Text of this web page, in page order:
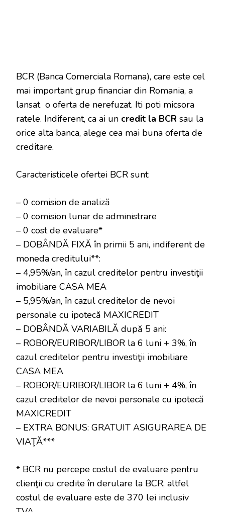
BCR (Banca Comerciala Romana), care este cel
mai important grup financiar din Romania, a
lansat o oferta de nerefuzat. Iti poti micsora
ratele. Indiferent, ca ai un credit la BCR sau la
orice alta banca, alege cea mai buna oferta de
creditare.
Caracteristicele ofertei BCR sunt:
– 0 comision de analiză
– 0 comision lunar de administrare
– 0 cost de evaluare*
– DOBÂNDĂ FIXĂ în primii 5 ani, indiferent de
moneda creditului**:
– 4,95%/an, în cazul creditelor pentru investiţii
imobiliare CASA MEA
– 5,95%/an, în cazul creditelor de nevoi
personale cu ipotecă MAXICREDIT
– DOBÂNDĂ VARIABILĂ după 5 ani:
– ROBOR/EURIBOR/LIBOR la 6 luni + 3%, în
cazul creditelor pentru investiţii imobiliare
CASA MEA
– ROBOR/EURIBOR/LIBOR la 6 luni + 4%, în
cazul creditelor de nevoi personale cu ipotecă
MAXICREDIT
– EXTRA BONUS: GRATUIT ASIGURAREA DE
VIAŢĂ***
* BCR nu percepe costul de evaluare pentru
clienţii cu credite în derulare la BCR, altfel
costul de evaluare este de 370 lei inclusiv